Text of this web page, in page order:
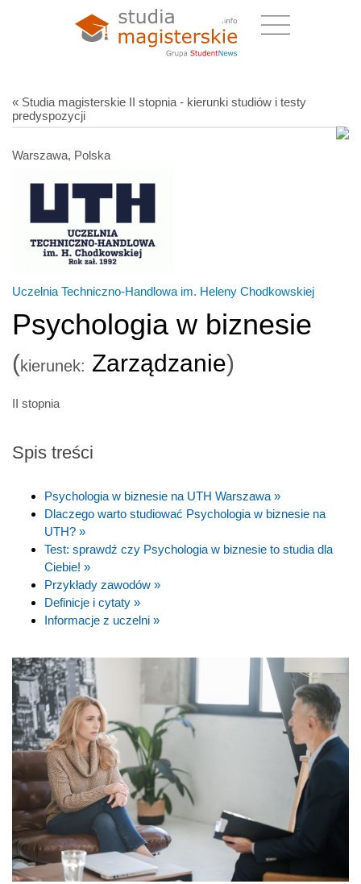
« Studia magisterskie II stopnia - kierunki studiów i testy
predyspozycji
Warszawa, Polska
Uczelnia Techniczno-Handlowa im. Heleny Chodkowskiej
Psychologia w biznesie
(kierunek: Zarządzanie)
II stopnia
Spis treści
Psychologia w biznesie na UTH Warszawa »
Dlaczego warto studiować Psychologia w biznesie na
UTH? »
Test: sprawdź czy Psychologia w biznesie to studia dla
Ciebie! »
Przykłady zawodów »
Definicje i cytaty »
Informacje z uczelni »